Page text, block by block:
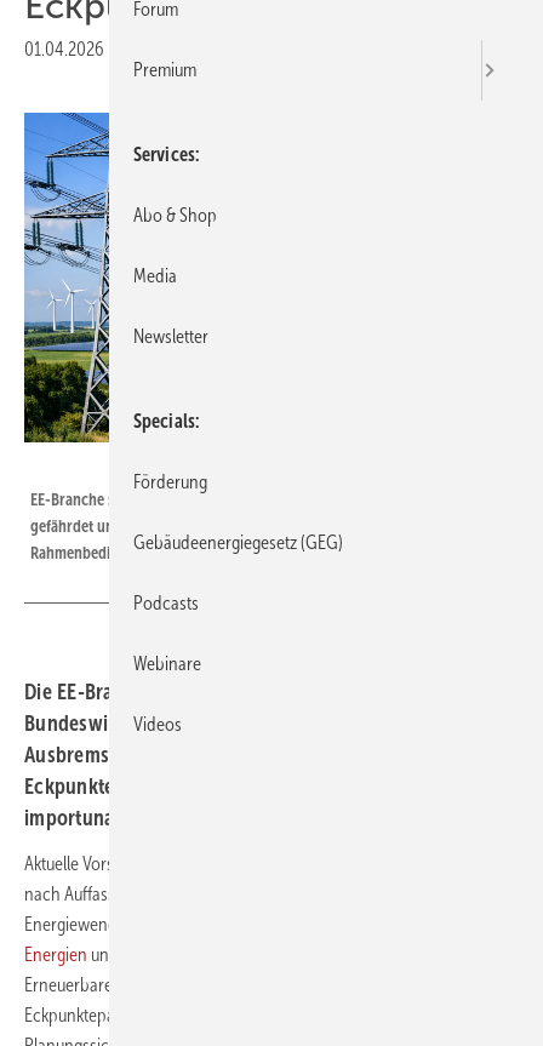
01.04.2026
EE-Branche sieht Ausbau erneuerbarer Energien durch aktuelle Politik
gefährdet und fordert mit einem Eckpunktepapier verlässlichere
Rahmenbedingungen sowie geringere Systemkosten.
Die EE-Branche kritisiert aktuelle Vorschläge aus dem
Bundeswirtschaftsministerium und warnt vor einem
Ausbremsen der Energiewende. Das neue
Eckpunktepapier zielt auf eine effizientere und
importunabhängige Energieversorgung ab.
Aktuelle Vorschläge aus dem Bundeswirtschaftsministerium belasten
nach Auffassung der EE-Branche notwendige Investitionen in die
Energiewende sowie den weiteren Ausbau der
Energien und gefährden damit Arbeitsplätze. Der Bundesverband
Erneuerbare Energie (BEE) und weitere Verbände haben daher ein
Eckpunktepapier vorgelegt, das konkrete Maßnahmen für mehr
Forum
Premium
Services
Abo & Shop
Media
Newsletter
Specials
Förderung
Gebäudeenergiegesetz (GEG)
Podcasts
Webinare
Videos